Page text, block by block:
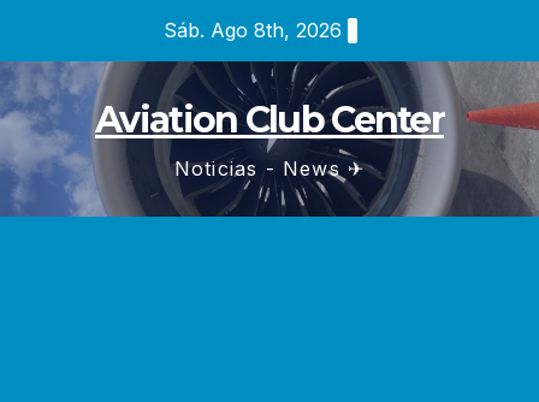
contenido
Sáb. Ago 8th, 2026
Aviation Club Center
Noticias - News ✈